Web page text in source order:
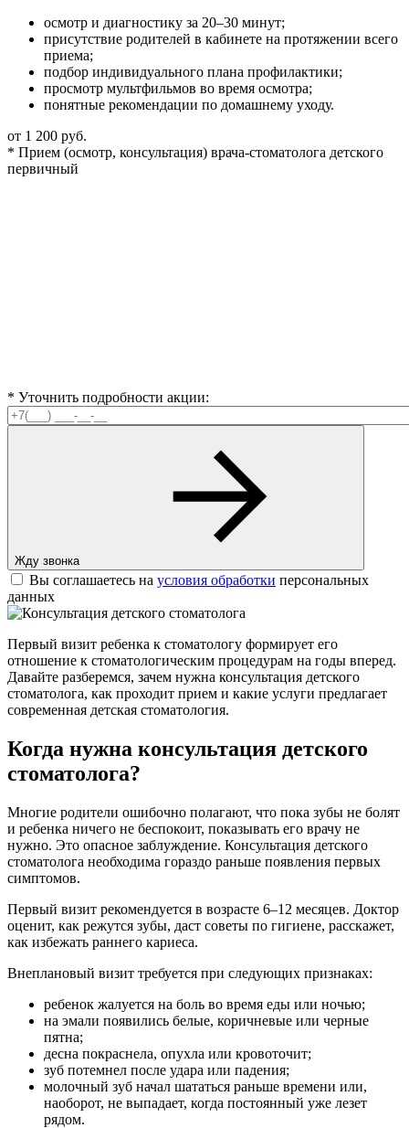
осмотр и диагностику за 20–30 минут;
присутствие родителей в кабинете на протяжении всего
приема;
подбор индивидуального плана профилактики;
просмотр мультфильмов во время осмотра;
понятные рекомендации по домашнему уходу.
от 1 200 руб.
* Прием (осмотр, консультация) врача-стоматолога детского
первичный
* Уточнить подробности акции:
Жду звонка
Вы соглашаетесь на условия обработки персональных
данных
Первый визит ребенка к стоматологу формирует его
отношение к стоматологическим процедурам на годы вперед.
Давайте разберемся, зачем нужна консультация детского
стоматолога, как проходит прием и какие услуги предлагает
современная детская стоматология.
Когда нужна консультация детского
стоматолога?
Многие родители ошибочно полагают, что пока зубы не болят
и ребенка ничего не беспокоит, показывать его врачу не
нужно. Это опасное заблуждение. Консультация детского
стоматолога необходима гораздо раньше появления первых
симптомов.
Первый визит рекомендуется в возрасте 6–12 месяцев. Доктор
оценит, как режутся зубы, даст советы по гигиене, расскажет,
как избежать раннего кариеса.
Внеплановый визит требуется при следующих признаках:
ребенок жалуется на боль во время еды или ночью;
на эмали появились белые, коричневые или черные
пятна;
десна покраснела, опухла или кровоточит;
зуб потемнел после удара или падения;
молочный зуб начал шататься раньше времени или,
наоборот, не выпадает, когда постоянный уже лезет
рядом.